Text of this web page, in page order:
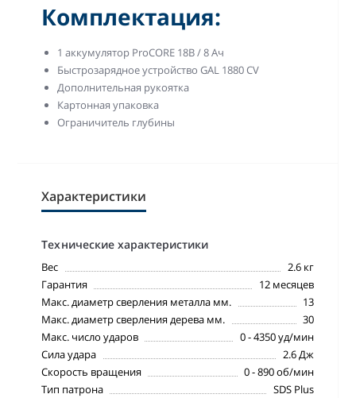
Комплектация:
1 аккумулятор ProCORE 18В / 8 Ач
Быстрозарядное устройство GAL 1880 CV
Дополнительная рукоятка
Картонная упаковка
Ограничитель глубины
Характеристики
Технические характеристики
Вес
2.6 кг
Гарантия
12 месяцев
Макс. диаметр сверления металла мм.
13
Макс. диаметр сверления дерева мм.
30
Макс. число ударов
0 - 4350 уд/мин
Сила удара
2.6 Дж
Скорость вращения
0 - 890 об/мин
Тип патрона
SDS Plus